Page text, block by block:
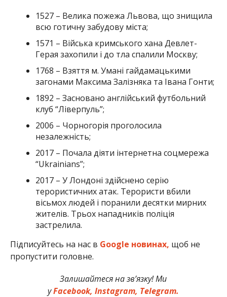
1527 – Велика пожежа Львова, що знищила
всю готичну забудову міста;
1571 – Війська кримського хана Девлет-
Герая захопили і до тла спалили Москву;
1768 – Взяття м. Умані гайдамацькими
загонами Максима Залізняка та Івана Гонти;
1892 – Засновано англійський футбольний
клуб “Ліверпуль”;
2006 – Чорногорія проголосила
незалежність;
2017 – Почала діяти інтернетна соцмережа
“Ukrainians”;
2017 – У Лондоні здійснено серію
терористичних атак. Терористи вбили
вісьмох людей і поранили десятки мирних
жителів. Трьох нападників поліція
застрелила.
Підписуйтесь на нас в Google новинах, щоб не
пропустити головне.
Залишайтеся на зв’язку! Ми
уFacebook, Instagram, Telegram.